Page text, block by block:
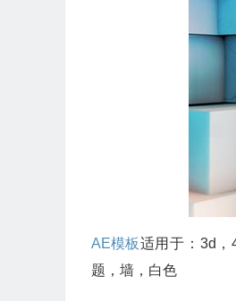
AE模板适用于：3d，
题，墙，白色